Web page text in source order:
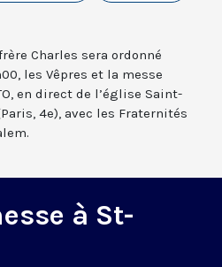
Charles sera ordonné
les Vêpres et la messe
en direct de l’église Saint-
4e), avec les Fraternités
à St-